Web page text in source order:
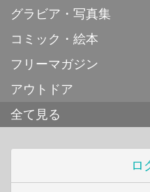
グラビア・写真集
コミック・絵本
フリーマガジン
アウトドア
全て見る
ロ